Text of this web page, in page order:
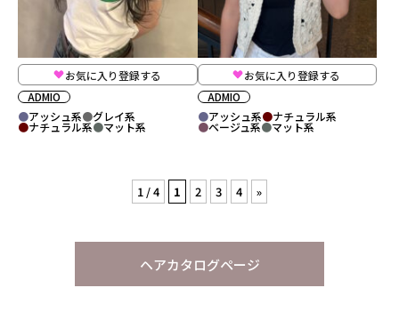
お気に入り登録する
ADMIO
アッシュ系
グレイ系
ナチュラル系 マット系
お気に入り登録する
ADMIO
アッシュ系
ナチュラル系
ベージュ系 マット系
1 / 4 1 2 3 4 »
ヘアカタログページ